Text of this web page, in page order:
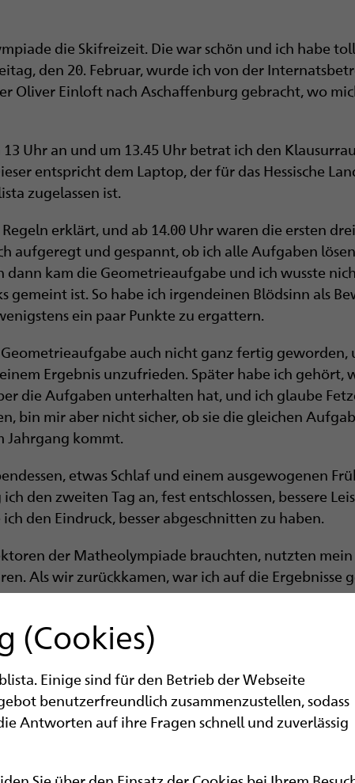
die Skifreizeit. Die war schön und ich habe
den 20. Februar, wurde ich von der
Oliver Einloft nach Aschaffenburg gebracht, wo
Uhr an und um 13.45 Uhr betrat ich den
entspricht dem Laptop, der für das Hessische
zugelassen ist.
erklärt, und ab 14.00 Uhr waren die ersten
aufgeregt und gespannt, ob ich alle Aufgaben
dann kam die Geometrieaufgabe und ich wusste
gemeint ist. So habe ich irgendeinen Blödsinn als
ein paar Punkte zu ergattern.
auch nicht ganz fertig geworden,
Ergebnis unzufrieden. Später habe ich gehört,
die Aufgaben unterhalten hat, und ich glaube
bin mir aber nicht sicher, ob sie die gleichen
Jahrgang kommt.
etwas Schlaf und einem ausgewogenen
den zweiten Tag an, fest entschlossen, bessere
den Eindruck, besser abgeschnitten zu haben.
der Matheolympiade brauchten, nutzten mein
Als wir zurückkamen, war ich auf die Ergebnisse
entsprechend nur elf von 40 Punkten
wusste ich, dass ich nicht geehrt würde. Ich
brachte mich nach Marburg.
ging der Alltag wieder normal weiter, und
üben, damit ich nächstes Jahr mehr Punkte
ist so etwas Besonderes, dass ich sogar zum
findet
der aktuellen Matheolympiade 2015. Von
(Cookies)
Einige sind für den Betrieb der Webseite
benutzerfreundlich zusammenzustellen, sodass
Antworten auf ihre Fragen schnell und zuverlässig